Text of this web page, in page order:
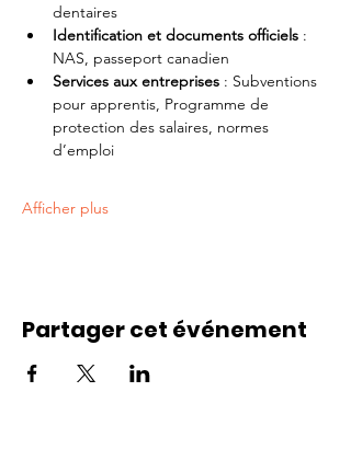
dentaires
Identification et documents officiels :
NAS, passeport canadien
Services aux entreprises : Subventions
pour apprentis, Programme de
protection des salaires, normes
d’emploi
Afficher plus
Partager cet événement